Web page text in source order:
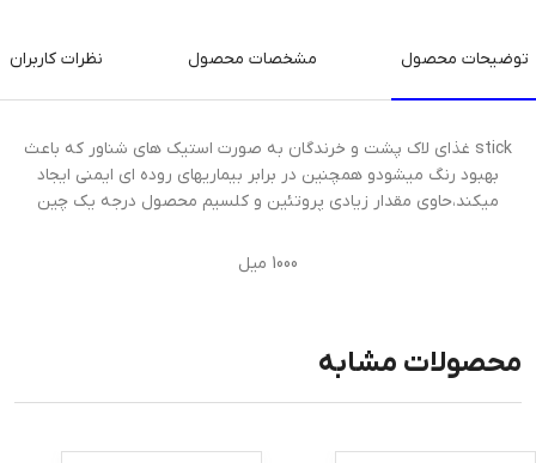
توضیحات محصول مشخصات محصول نظرات کاربران
stick غذای لاک پشت و خرندگان به صورت استیک های شناور که باعث
بهبود رنگ میشودو همچنین در برابر بیماریهای روده ای ایمنی ایجاد
میکند،حاوی مقدار زیادی پروتئین و کلسیم محصول درجه یک چین
1000 میل
محصولات مشابه